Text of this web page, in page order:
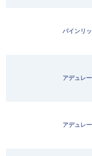
パインリ
アデュレ
アデュレ